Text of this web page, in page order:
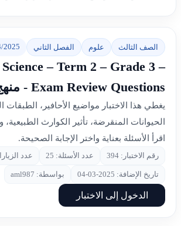
الصف الثالث علوم الفصل الثاني 2025
– Term 2 – Grade 3 –
Exam Review Questions - منهج انسباير
يغطي هذا الاختبار مواضيع الأحافير، الطبقات
الحيوانات المنقرضة، تأثير الكوارث
اقرأ الأسئلة بعناية واختر الإجابة الصحيحة.
رقم الاختبار: 394 عدد الأسئلة: 25 عدد الزيارات:
تاريخ الإضافة: 2025-03-04 بواسطة: aml987
الدخول إلى الاختبار